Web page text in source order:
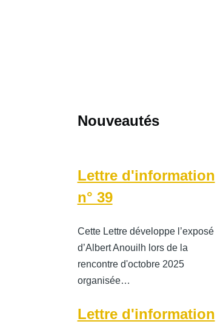
Nouveautés
Lettre d'information
n° 39
Cette Lettre développe l’exposé
d’Albert Anouilh lors de la
rencontre d'octobre 2025
organisée…
Lettre d'information